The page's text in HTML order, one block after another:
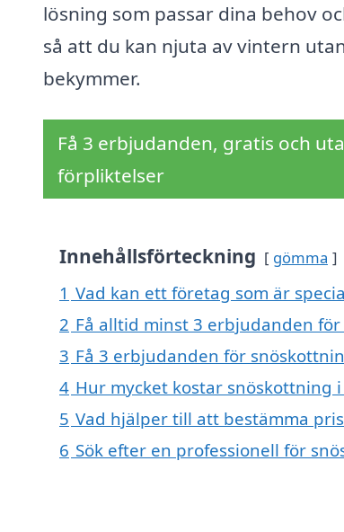
lösning som passar dina behov
så att du kan njuta av vintern
bekymmer.
Få 3 erbjudanden, gratis och
förpliktelser
Innehållsförteckning gömma
1 Vad kan ett företag som är
2 Få alltid minst 3 erbjudanden
3 Få 3 erbjudanden för
4 Hur mycket kostar snöskottning
5 Vad hjälper till att bestämma
6 Sök efter en professionell för